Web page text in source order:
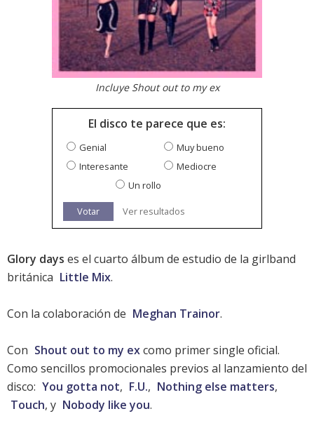
Incluye Shout out to my ex
El disco te parece que es:
Genial
Muy bueno
Interesante
Mediocre
Un rollo
Votar Ver resultados
Glory days es el cuarto álbum de estudio de la girlband
británica Little Mix.
Con la colaboración de Meghan Trainor.
Con Shout out to my excomo primer single oficial.
Como sencillos promocionales previos al lanzamiento del
disco: You gotta not, F.U., Nothing else matters,
Touch, y Nobody like you.